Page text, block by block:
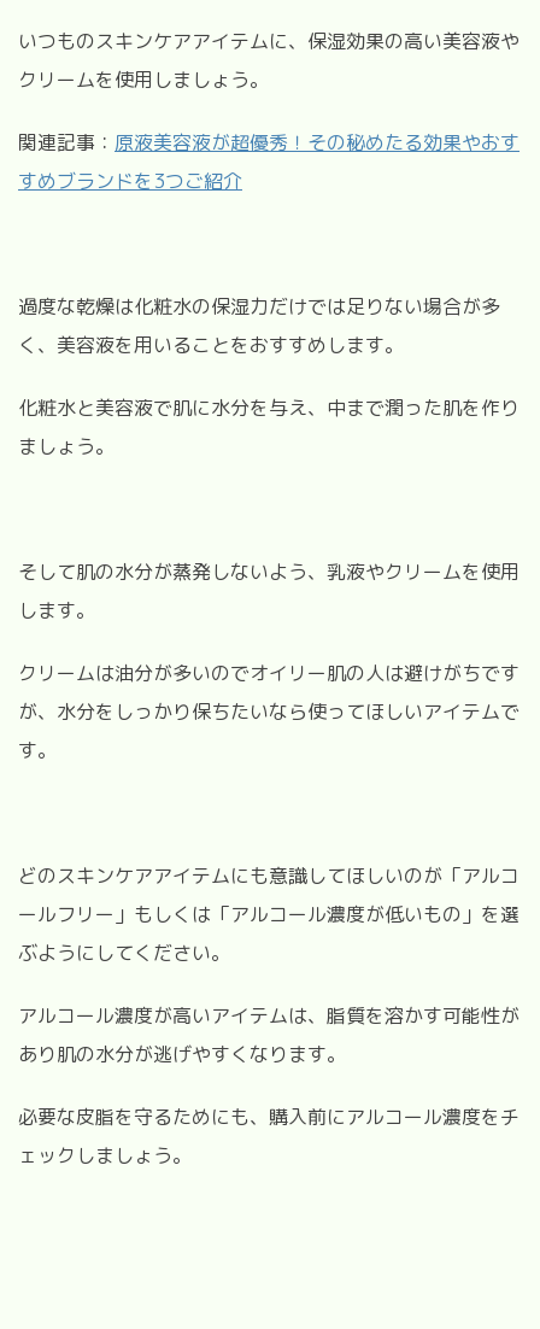
いつものスキンケアアイテムに、保湿効果の高い美容液や
クリームを使用しましょう。
関連記事： 原液美容液が超優秀！その秘めたる効果やおす
すめブランドを3つご紹介
過度な乾燥は化粧水の保湿力だけでは足りない場合が多
く、美容液を用いることをおすすめします。
化粧水と美容液で肌に水分を与え、中まで潤った肌を作り
ましょう。
そして肌の水分が蒸発しないよう、乳液やクリームを使用
します。
クリームは油分が多いのでオイリー肌の人は避けがちです
が、水分をしっかり保ちたいなら使ってほしいアイテムで
す。
どのスキンケアアイテムにも意識してほしいのが「アルコ
ールフリー」もしくは「アルコール濃度が低いもの」を選
ぶようにしてください。
アルコール濃度が高いアイテムは、脂質を溶かす可能性が
あり肌の水分が逃げやすくなります。
必要な皮脂を守るためにも、購入前にアルコール濃度をチ
ェックしましょう。